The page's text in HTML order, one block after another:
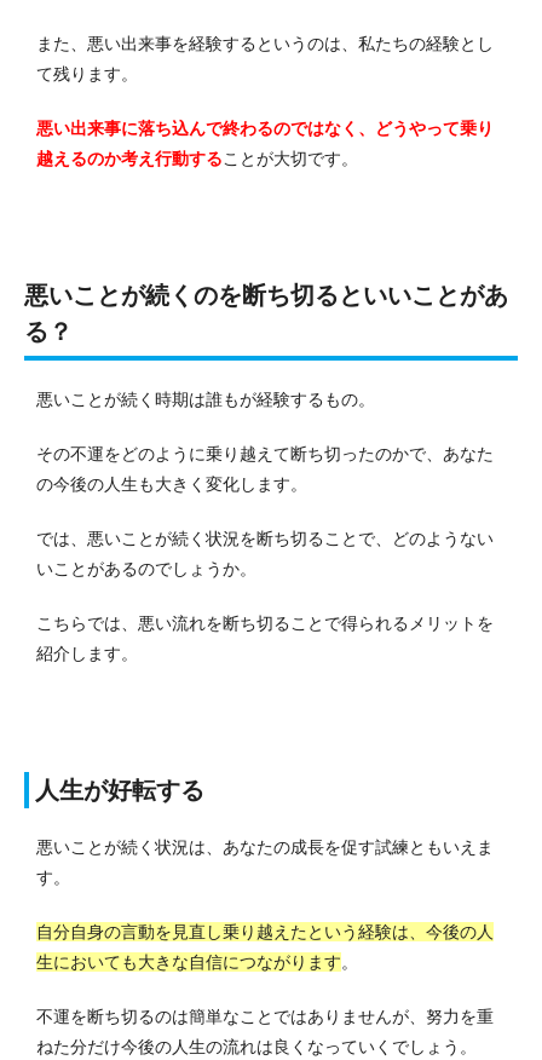
また、悪い出来事を経験するというのは、私たちの経験とし
て残ります。
悪い出来事に落ち込んで終わるのではなく、どうやって乗り
越えるのか考え行動することが大切です。
悪いことが続くのを断ち切るといいことがあ
る？
悪いことが続く時期は誰もが経験するもの。
その不運をどのように乗り越えて断ち切ったのかで、あなた
の今後の人生も大きく変化します。
では、悪いことが続く状況を断ち切ることで、どのようない
いことがあるのでしょうか。
こちらでは、悪い流れを断ち切ることで得られるメリットを
紹介します。
人生が好転する
悪いことが続く状況は、あなたの成長を促す試練ともいえま
す。
自分自身の言動を見直し乗り越えたという経験は、今後の人
生においても大きな自信につながります。
不運を断ち切るのは簡単なことではありませんが、努力を重
ねた分だけ今後の人生の流れは良くなっていくでしょう。